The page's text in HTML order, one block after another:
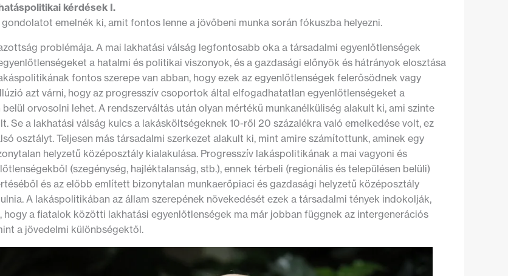
kérdések I.
emelnék ki, amit fontos lenne a jövőbeni munka során fókuszba helyezni.
problémája. A mai lakhatási válság legfontosabb oka a társadalmi egyenlőtlenségek
a hatalmi és politikai viszonyok, és a gazdasági előnyök és hátrányok elosztása
fontos szerepe van abban, hogy ezek az egyenlőtlenségek felerősödnek vagy
azt várni, hogy az progresszív csoportok által elfogadhatatlan egyenlőtlenségeket a
belül orvosolni lehet. A rendszerváltás után olyan mértékű munkanélküliség alakult ki, ami szinte
Se a lakhatási válság kulcs a lakásköltségeknek 10-ről 20 százalékra való emelkedése volt, ez
osztályt. Teljesen más társadalmi szerkezet alakult ki, mint amire számítottunk, aminek egy
helyzetű középosztály kialakulása. Progresszív lakáspolitikának a mai vagyoni és
(szegénység, hajléktalanság, stb.), ennek térbeli (regionális és településen belüli)
és az előbb említett bizonytalan munkaerőpiaci és gazdasági helyzetű középosztály
A lakáspolitikában az állam szerepének növekedését ezek a társadalmi tények indokolják,
hogy a fiatalok közötti lakhatási egyenlőtlenségek ma már jobban függnek az intergenerációs
a jövedelmi különbségektől.